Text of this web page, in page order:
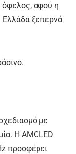
όφελος, αφού η
Ελλάδα ξεπερνά
με
Η AMOLED
προσφέρει